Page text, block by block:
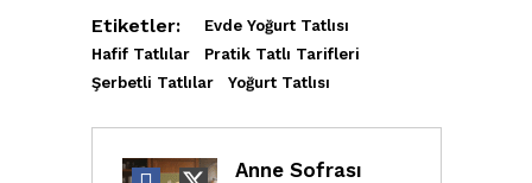
Etiketler:
Evde Yoğurt Tatlısı
Hafif Tatlılar
Pratik Tatlı Tarifleri
Şerbetli Tatlılar
Yoğurt Tatlısı
Anne Sofrası